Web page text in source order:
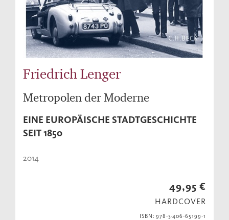
Friedrich Lenger
Metropolen der Moderne
EINE EUROPÄISCHE STADTGESCHICHTE
SEIT 1850
2014
49,95 €
HARDCOVER
ISBN: 978-3-406-65199-1